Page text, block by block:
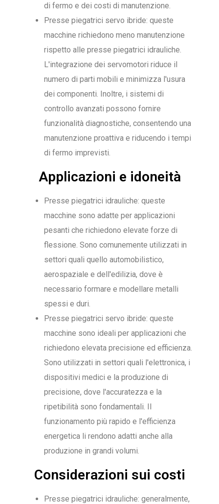
di fermo e dei costi di manutenzione.
Presse piegatrici servo ibride: queste
macchine richiedono meno manutenzione
rispetto alle presse piegatrici idrauliche.
L'integrazione dei servomotori riduce il
numero di parti mobili e minimizza l'usura
dei componenti. Inoltre, i sistemi di
controllo avanzati possono fornire
funzionalità diagnostiche, consentendo una
manutenzione proattiva e riducendo i tempi
di fermo imprevisti.
Applicazioni e idoneità
Presse piegatrici idrauliche: queste
macchine sono adatte per applicazioni
pesanti che richiedono elevate forze di
flessione. Sono comunemente utilizzati in
settori quali quello automobilistico,
aerospaziale e dell'edilizia, dove è
necessario formare e modellare metalli
spessi e duri.
Presse piegatrici servo ibride: queste
macchine sono ideali per applicazioni che
richiedono elevata precisione ed efficienza.
Sono utilizzati in settori quali l'elettronica, i
dispositivi medici e la produzione di
precisione, dove l'accuratezza e la
ripetibilità sono fondamentali. Il
funzionamento più rapido e l'efficienza
energetica li rendono adatti anche alla
produzione in grandi volumi.
Considerazioni sui costi
Presse piegatrici idrauliche: generalmente,